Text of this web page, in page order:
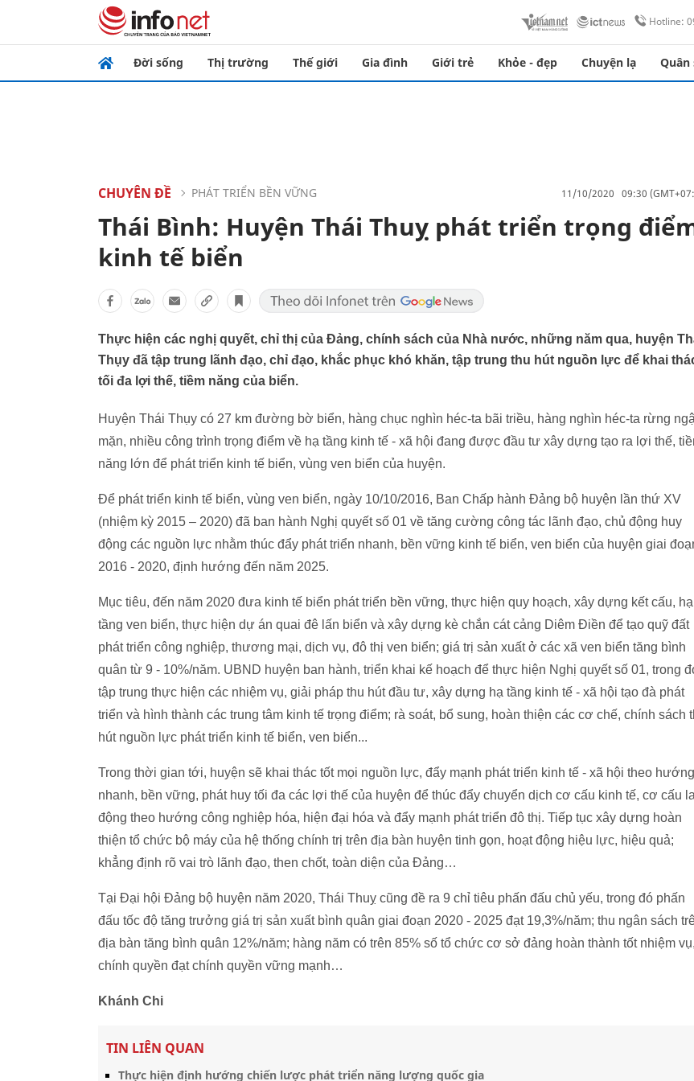
Hotline:
Đời sống Thị trường Thế giới Gia đình Giới trẻ Khỏe - đẹp Chuyện lạ Quân
CHUYÊN ĐỀ PHÁT TRIỂN BỀN VỮNG 11/10/2020 09:30
Thái Bình: Huyện Thái Thuỵ phát triển trọng
kinh tế biển
Thực hiện các nghị quyết, chỉ thị của Đảng, chính sách của Nhà nước, những năm qua, huyện
Thụy đã tập trung lãnh đạo, chỉ đạo, khắc phục khó khăn, tập trung thu hút nguồn lực để khai
tối đa lợi thế, tiềm năng của biển.
Huyện Thái Thụy có 27 km đường bờ biển, hàng chục nghìn héc-ta bãi triều, hàng nghìn héc-ta rừng
mặn, nhiều công trình trọng điểm về hạ tầng kinh tế - xã hội đang được đầu tư xây dựng tạo ra lợi thế,
năng lớn để phát triển kinh tế biển, vùng ven biển của huyện.
Để phát triển kinh tế biển, vùng ven biển, ngày 10/10/2016, Ban Chấp hành Đảng bộ huyện lần thứ XV
(nhiệm kỳ 2015 – 2020) đã ban hành Nghị quyết số 01 về tăng cường công tác lãnh đạo, chủ động huy
động các nguồn lực nhằm thúc đẩy phát triển nhanh, bền vững kinh tế biển, ven biển của huyện giai
2016 - 2020, định hướng đến năm 2025.
Mục tiêu, đến năm 2020 đưa kinh tế biển phát triển bền vững, thực hiện quy hoạch, xây dựng kết cấu, hạ
tầng ven biển, thực hiện dự án quai đê lấn biển và xây dựng kè chắn cát cảng Diêm Điền để tạo quỹ đất
phát triển công nghiệp, thương mại, dịch vụ, đô thị ven biển; giá trị sản xuất ở các xã ven biển tăng bình
quân từ 9 - 10%/năm. UBND huyện ban hành, triển khai kế hoạch để thực hiện Nghị quyết số 01, trong
tập trung thực hiện các nhiệm vụ, giải pháp thu hút đầu tư, xây dựng hạ tầng kinh tế - xã hội tạo đà phát
triển và hình thành các trung tâm kinh tế trọng điểm; rà soát, bổ sung, hoàn thiện các cơ chế, chính sách
hút nguồn lực phát triển kinh tế biển, ven biển...
Trong thời gian tới, huyện sẽ khai thác tốt mọi nguồn lực, đẩy mạnh phát triển kinh tế - xã hội theo hướng
nhanh, bền vững, phát huy tối đa các lợi thế của huyện để thúc đẩy chuyển dịch cơ cấu kinh tế, cơ cấu
động theo hướng công nghiệp hóa, hiện đại hóa và đẩy mạnh phát triển đô thị. Tiếp tục xây dựng hoàn
thiện tổ chức bộ máy của hệ thống chính trị trên địa bàn huyện tinh gọn, hoạt động hiệu lực, hiệu quả;
khẳng định rõ vai trò lãnh đạo, then chốt, toàn diện của Đảng…
Tại Đại hội Đảng bộ huyện năm 2020, Thái Thuỵ cũng đề ra 9 chỉ tiêu phấn đấu chủ yếu, trong đó phấn
đấu tốc độ tăng trưởng giá trị sản xuất bình quân giai đoạn 2020 - 2025 đạt 19,3%/năm; thu ngân sách
địa bàn tăng bình quân 12%/năm; hàng năm có trên 85% số tổ chức cơ sở đảng hoàn thành tốt nhiệm vụ,
chính quyền đạt chính quyền vững mạnh…
Khánh Chi
TIN LIÊN QUAN
Thực hiện định hướng chiến lược phát triển năng lượng quốc gia